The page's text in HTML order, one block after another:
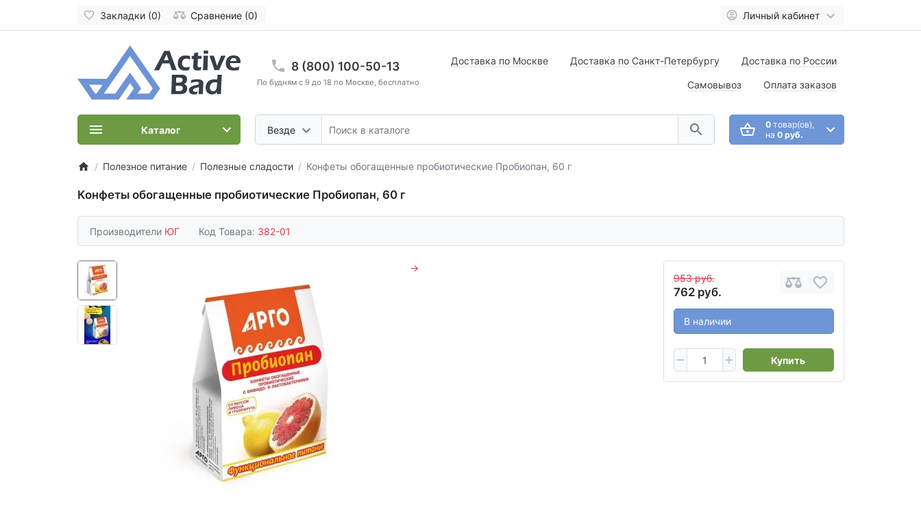
Закладки (0) Сравнение (0) Личный кабинет
8 (800) 100-50-13
По будням с 9 до 18 по Москве, бесплатно
Везде
Доставка по Москве Доставка по Санкт-Петербургу Доставка по России
Самовывоз Оплата заказов
0товар(ов),
на 0 руб.
Каталог
Полезное питание Полезные сладости Конфеты обогащенные пробиотические Пробиопан, 60 г
Конфеты обогащенные пробиотические Пробиопан, 60 г
Производители ЮГ Код Товара: 382-01
953 руб.
762 руб.
В наличии
Купить
→